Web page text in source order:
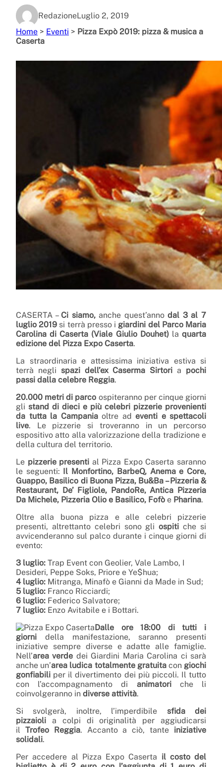
RedazioneLuglio 2, 2019
Home > Eventi > Pizza Expò 2019: pizza & musica a
Caserta
CASERTA – Ci siamo, anche quest’annodal 3 al 7
luglio 2019 si terrà presso igiardini del Parco Maria
Carolina di Caserta (Viale Giulio Douhet)laquarta
edizione del Pizza Expo Caserta.
La straordinaria e attesissima iniziativa estiva si
terrà negli spazi dell’ex Caserma Sirtori a pochi
passi dalla celebre Reggia.
20.000 metri di parco ospiteranno per cinque giorni
gli stand di dieci e più celebri pizzerie provenienti
da tutta la Campaniaoltre ad eventi e spettacoli
live. Le pizzerie si troveranno in un percorso
espositivo atto alla valorizzazione della tradizione e
della cultura del territorio.
Le pizzerie presenti al Pizza Expo Caserta saranno
le seguenti:
Il Monfortino, BarbeQ, Anema e Core,
Guappo, Basilico di Buona Pizza, Bu&Ba – Pizzeria &
Restaurant, De’ Figliole, PandoRe, Antica Pizzeria
Da Michele, Pizzeria Olio e Basilico, Fofò e Pharina.
Oltre alla buona pizza e alle celebri pizzerie
presenti, altrettanto celebri sono gliospiti che si
avvicenderanno sul palco durante i cinque giorni di
evento:
3 luglio: Trap Event con Geolier, Vale Lambo, I
Desideri, Peppe Soks, Priore e Ye$hua;
4 luglio: Mitranga, Minafò e Gianni da Made in Sud;
5 luglio: Franco Ricciardi;
6 luglio: Federico Salvatore;
7 luglio: Enzo Avitabile e i Bottari.
Dalle ore 18:00 di tutti i
giorni della manifestazione, saranno presenti
iniziative sempre diverse e adatte alle famiglie.
Nell’area verde dei Giardini Maria Carolina ci sarà
anche un’area ludica totalmente gratuita congiochi
gonfiabili per il divertimento dei più piccoli. Il tutto
con l’accompagnamento di animatoriche li
coinvolgeranno in diverse attività.
Si svolgerà, inoltre, l’imperdibile sfida dei
pizzaioli a colpi di originalità per aggiudicarsi
il Trofeo Reggia. Accanto a ciò, tante iniziative
solidali.
Per accedere al Pizza Expo Caserta il costo del